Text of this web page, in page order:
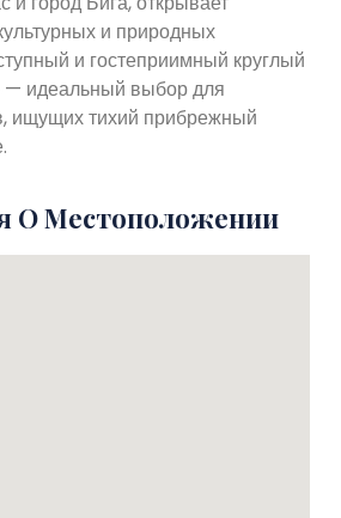
и природных
и гостеприимный круглый
идеальный выбор для
ищущих тихий прибрежный
О Местоположении